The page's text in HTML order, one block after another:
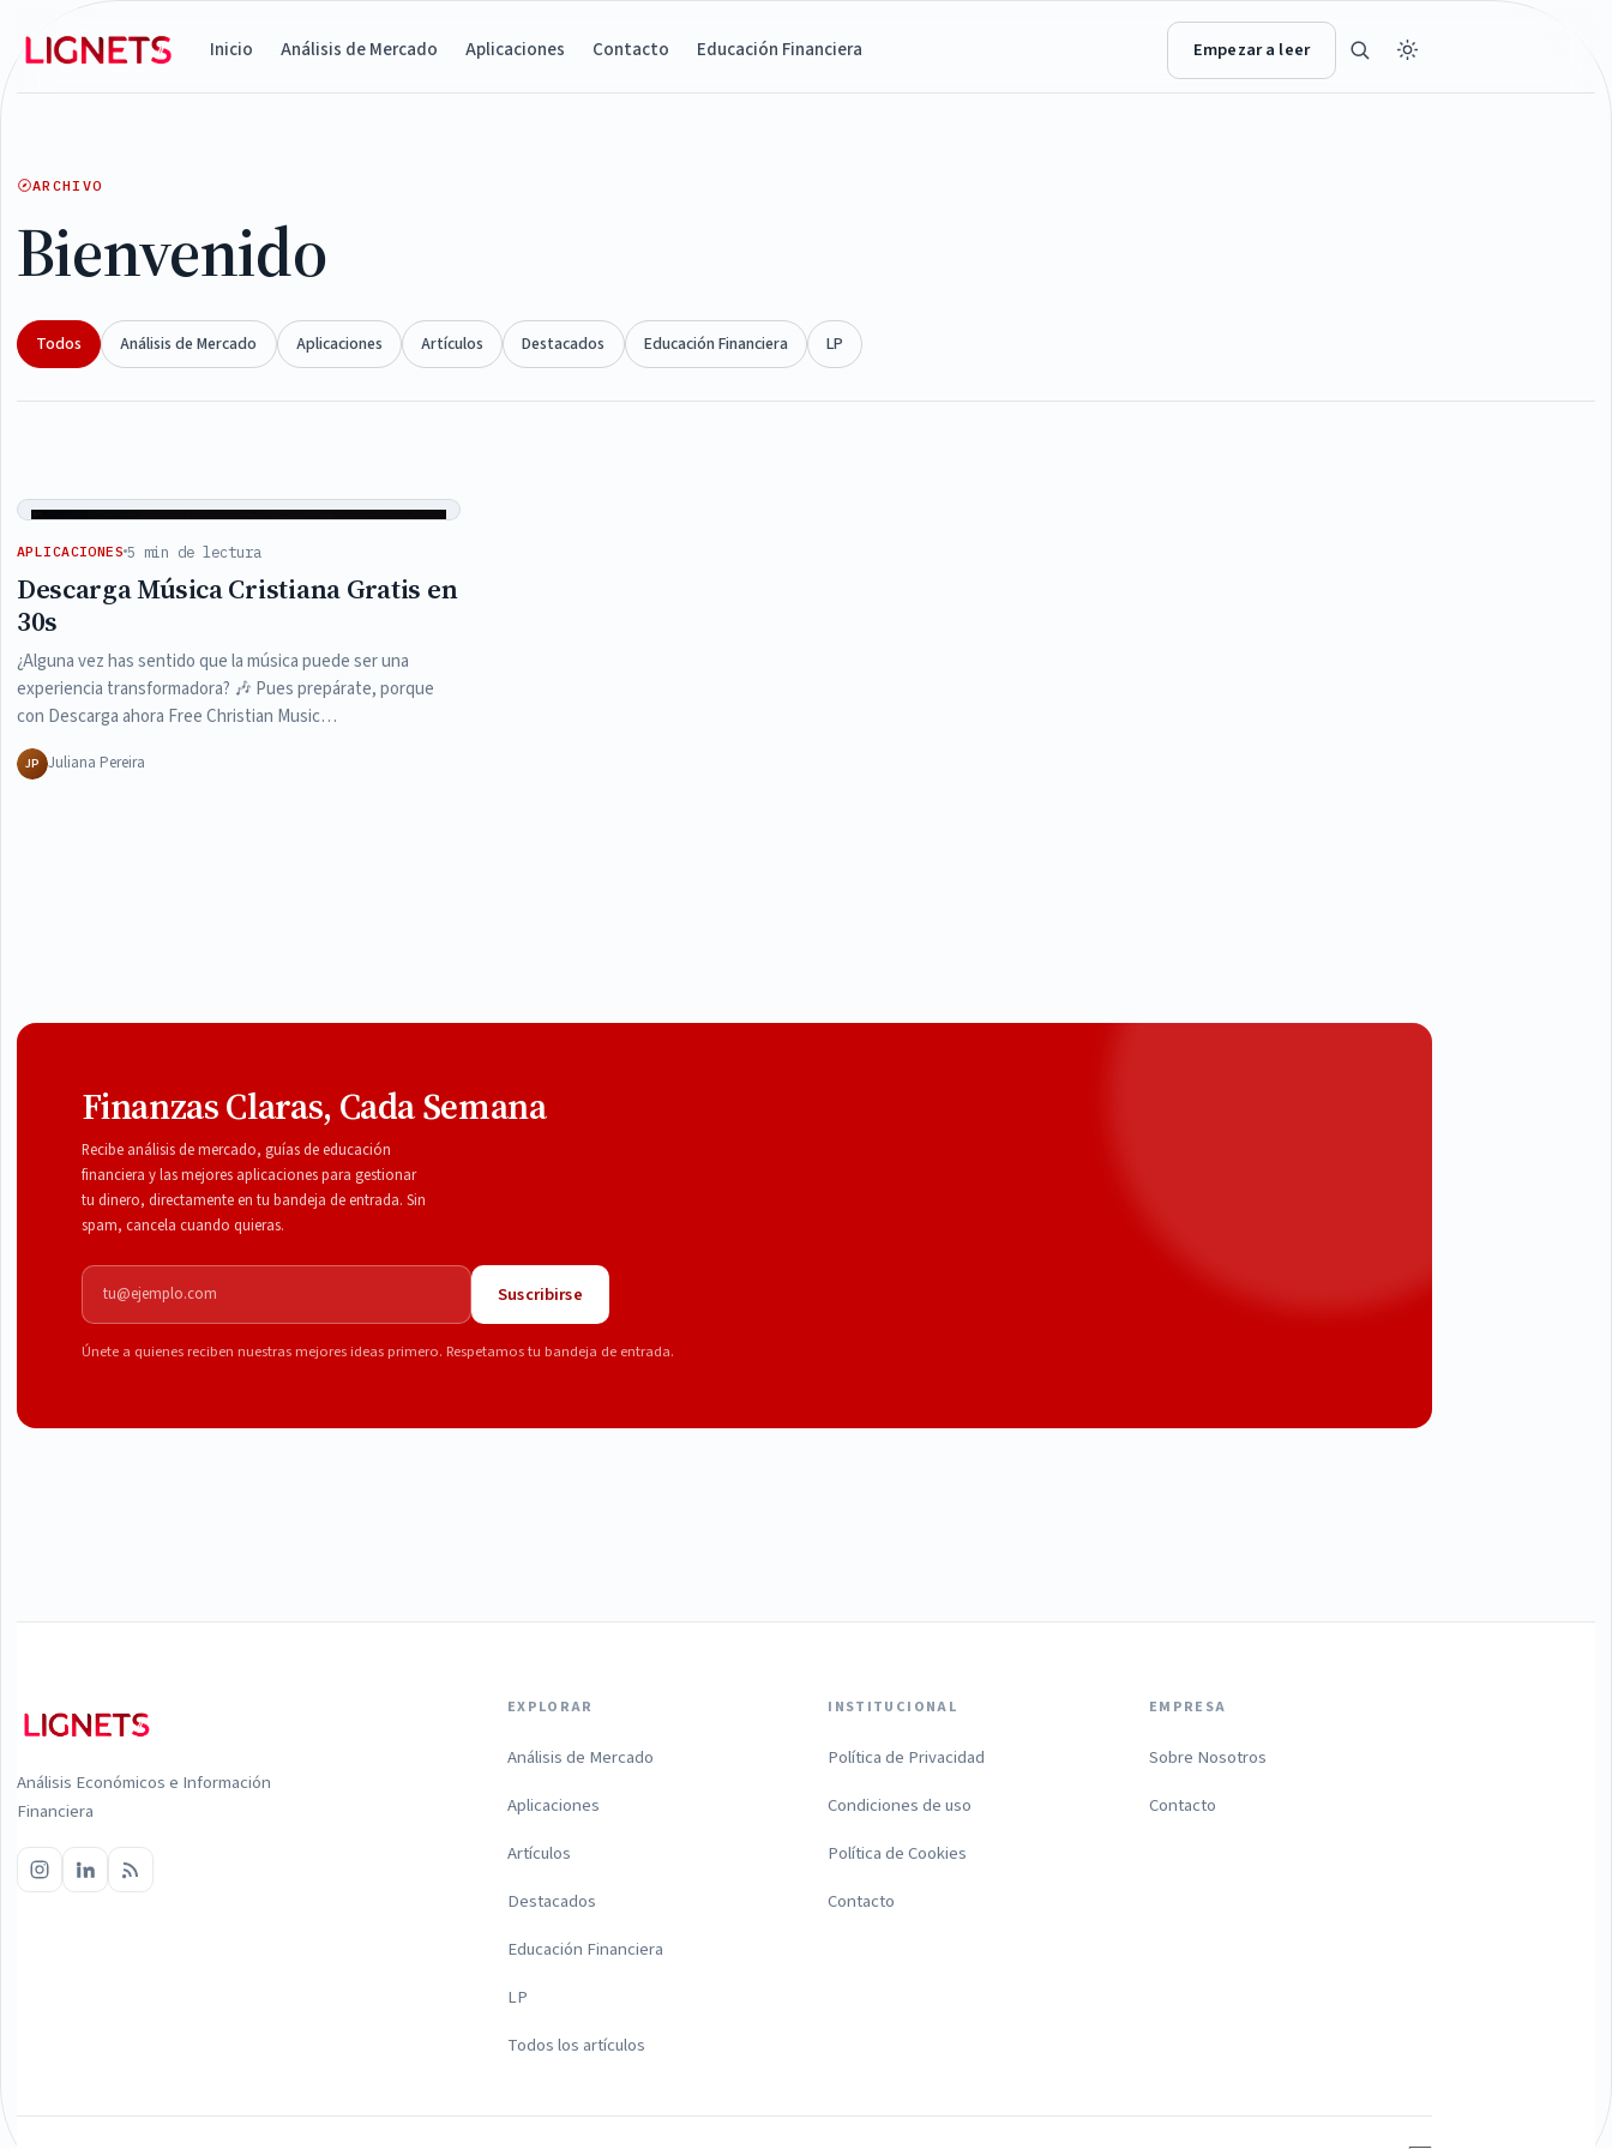
Inicio Análisis de Mercado Aplicaciones Contacto Educación Financiera Empezar a leer
ARCHIVO
Bienvenido
Todos Análisis de Mercado Aplicaciones Artículos Destacados Educación Financiera LP
Articles
APLICACIONES 5 min de lectura
Descarga Música Cristiana Gratis en
30s
¿Alguna vez has sentido que la música puede ser una
experiencia transformadora? 🎶 Pues prepárate, porque
con Descarga ahora Free Christian Music…
JP Juliana Pereira
Finanzas Claras, Cada Semana
Recibe análisis de mercado, guías de educación
financiera y las mejores aplicaciones para gestionar
tu dinero, directamente en tu bandeja de entrada. Sin
spam, cancela cuando quieras.
Correo electrónico
Suscribirse
Únete a quienes reciben nuestras mejores ideas primero. Respetamos tu bandeja de entrada.
Análisis Económicos e Información
Financiera
EXPLORAR
Análisis de Mercado
Aplicaciones
Artículos
Destacados
Educación Financiera
LP
Todos los artículos
INSTITUCIONAL
Política de Privacidad
Condiciones de uso
Política de Cookies
Contacto
EMPRESA
Sobre Nosotros
Contacto